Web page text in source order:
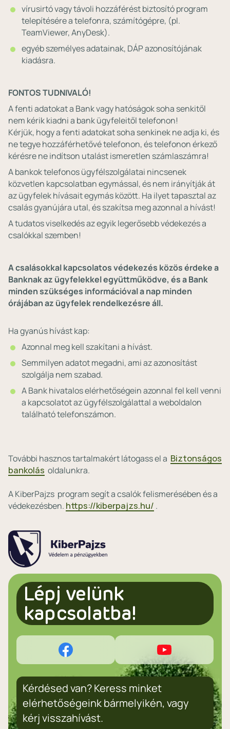
vírusirtó vagy távoli hozzáférést biztosító program
telepítésére a telefonra, számítógépre, (pl.
TeamViewer, AnyDesk).
egyéb személyes adatainak, DÁP azonosítójának
kiadásra.
FONTOS TUDNIVALÓ!
A fenti adatokat a Bank vagy hatóságok soha senkitől
nem kérik kiadni a bank ügyfeleitől telefonon!
Kérjük, hogy a fenti adatokat soha senkinek ne adja ki, és
ne tegye hozzáférhetővé telefonon, és telefonon érkező
kérésre ne indítson utalást ismeretlen számlaszámra!
A bankok telefonos ügyfélszolgálatai nincsenek
közvetlen kapcsolatban egymással, és nem irányítják át
az ügyfelek hívásait egymás között. Ha ilyet tapasztal az
csalás gyanújára utal, és szakítsa meg azonnal a hívást!
A tudatos viselkedés az egyik legerősebb védekezés a
csalókkal szemben!
A csalásokkal kapcsolatos védekezés közös érdeke a
Banknak az ügyfelekkel együttműködve, és a Bank
minden szükséges információval a nap minden
órájában az ügyfelek rendelkezésre áll.
Ha gyanús hívást kap:
Azonnal meg kell szakítani a hívást.
Semmilyen adatot megadni, ami az azonosítást
szolgálja nem szabad.
A Bank hivatalos elérhetőségein azonnal fel kell venni
a kapcsolatot az ügyfélszolgálattal a weboldalon
található telefonszámon.
További hasznos tartalmakért látogass el a Biztonságos
bankolás oldalunkra.
A KiberPajzs program segít a csalók felismerésében és a
védekezésben. https://kiberpajzs.hu/ .
Lépj velünk
kapcsolatba!
Kérdésed van? Keress minket
elérhetőségeink bármelyikén, vagy
kérj visszahívást.